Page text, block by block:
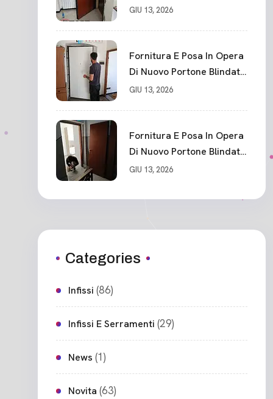
La Spezia
GIU 13, 2026
Fornitura E Posa In Opera
Di Nuovo Portone Blindato
Classe 3 Sicurezza
GIU 13, 2026
Fornitura E Posa In Opera
Di Nuovo Portone Blindato
Ceparana
GIU 13, 2026
Categories
Infissi (86)
Infissi E Serramenti (29)
News (1)
Novita (63)